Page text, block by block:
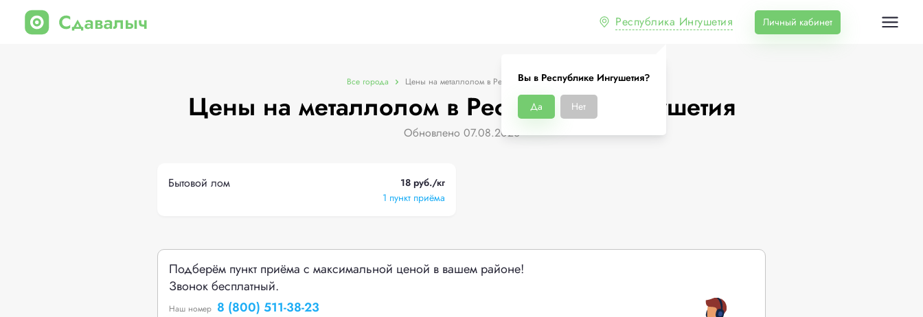
Республика Ингушетия
Вы в Республике Ингушетия?
Да Нет
Личный кабинет
Все города Цены на металлолом в Республике Ингушетия
Цены на металлолом в Республике Ингушетия
Обновлено 07.08.2026
Бытовой лом
18 руб./кг
1 пункт приёма
Подберём пункт приёма с максимальной ценой в вашем районе!
Звонок бесплатный.
Наш номер 8 (800) 511-38-23